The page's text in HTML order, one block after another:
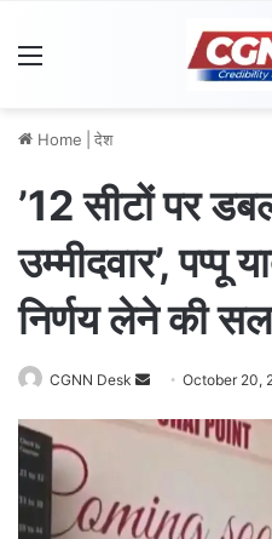
Home देश
’12 सीटों पर
उम्मीदवार’, पप्पू
निर्णय लेने की
CGNN Desk
a
n
October 20,